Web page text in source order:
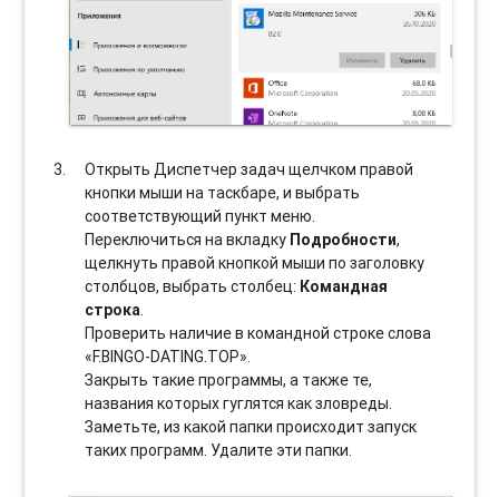
Открыть Диспетчер задач щелчком правой
кнопки мыши на таскбаре, и выбрать
соотвeтствующий пункт меню.
Переключиться на вкладку Подробности,
щелкнуть правой кнопкой мыши по заголовку
столбцов, выбрать столбец: Командная
строка.
Проверить наличие в командной строке слова
«F.BINGO-DATING.TOP».
Закрыть такие программы, а также те,
названия которых гуглятся как зловреды.
Заметьте, из какой папки происходит запуск
таких программ. Удалите эти папки.